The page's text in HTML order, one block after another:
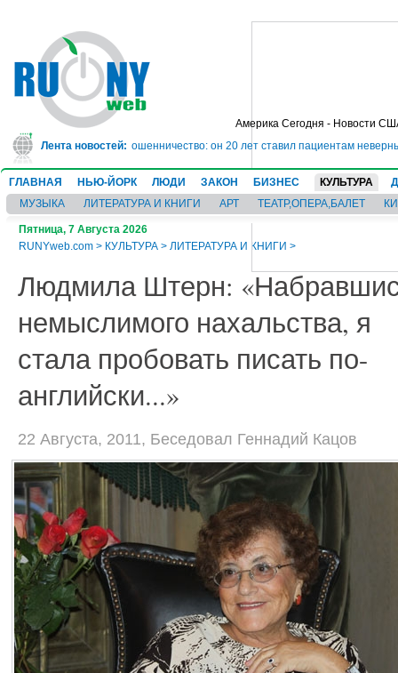
Америка Сегодня - Новости
Лента новостей:
на 10 лет за мошенничество: он 20 лет ставил пациентам неверные
ГЛАВНАЯ НЬЮ-ЙОРК ЛЮДИ ЗАКОН БИЗНЕС КУЛЬТУРА
МУЗЫКА
ЛИТЕРАТУРА И КНИГИ АРТ ТЕАТР,ОПЕРА,БАЛЕТ
Пятница, 7 Августа 2026
RUNYweb.com > КУЛЬТУРА > ЛИТЕРАТУРА И КНИГИ >
Людмила Штерн:
немыслимого нахальства, я
стала пробовать писать по-
английски...»
22 Августа, 2011, Беседовал Геннадий Кацов